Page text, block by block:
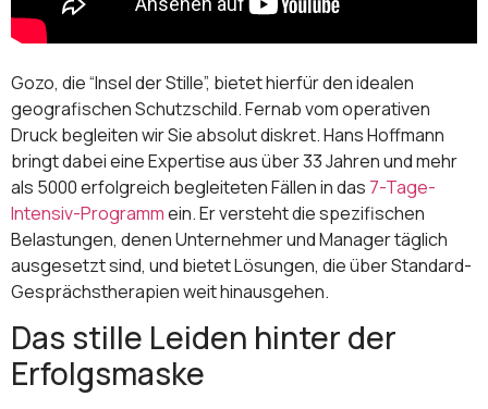
Gozo, die “Insel der Stille”, bietet hierfür den idealen
geografischen Schutzschild. Fernab vom operativen
Druck begleiten wir Sie absolut diskret. Hans Hoffmann
bringt dabei eine Expertise aus über 33 Jahren und mehr
als 5000 erfolgreich begleiteten Fällen in das 7-Tage-
Intensiv-Programmein. Er versteht die spezifischen
Belastungen, denen Unternehmer und Manager täglich
ausgesetzt sind, und bietet Lösungen, die über Standard-
Gesprächstherapien weit hinausgehen.
Das stille Leiden hinter der
Erfolgsmaske